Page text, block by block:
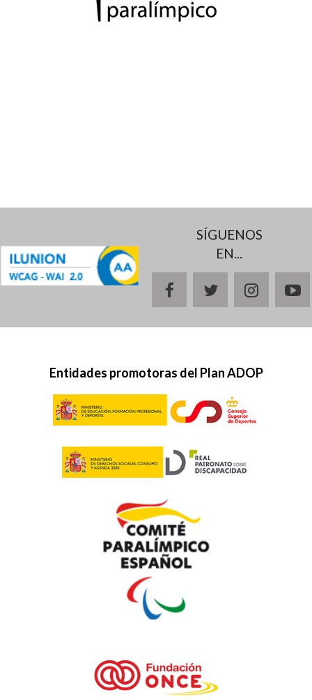
SÍGUENOS
EN...
facebooktwitter
Entidades promotoras del Plan ADOP